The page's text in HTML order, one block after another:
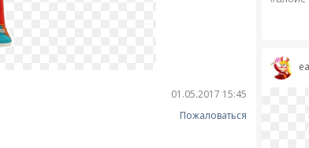
01.05.2017 15:45
Пожаловаться